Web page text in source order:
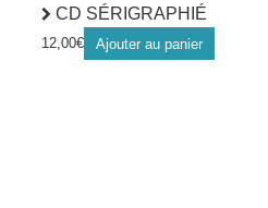
CD SÉRIGRAPHIÉ
12,00€ Ajouter au panier